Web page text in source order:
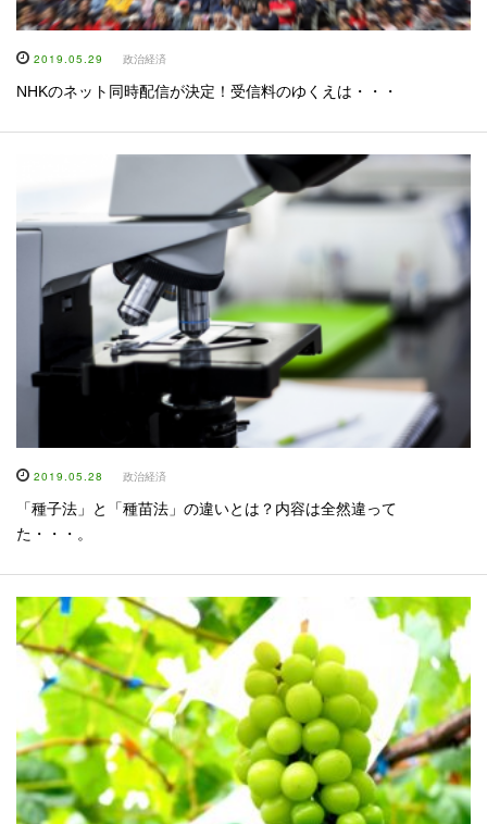
2019.05.29 政治経済
NHKのネット同時配信が決定！受信料のゆくえは・・・
2019.05.28 政治経済
「種子法」と「種苗法」の違いとは？内容は全然違って
た・・・。